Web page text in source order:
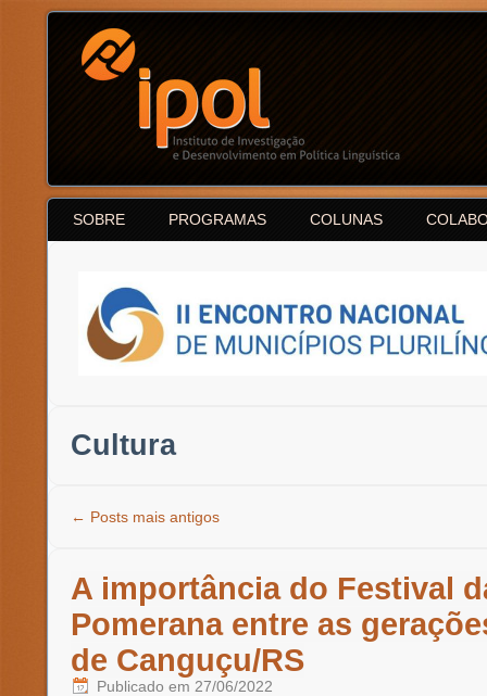
SOBRE PROGRAMAS COLUNAS
Cultura
← Posts mais antigos
A importância do Festival
Pomerana entre as
de Canguçu/RS
Publicado em 27/06/2022